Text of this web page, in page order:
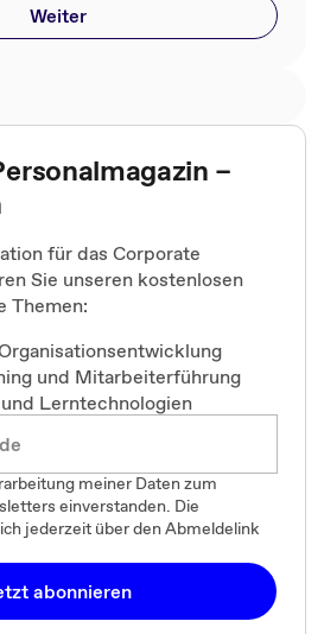
Weiter
–
für das Corporate
Sie unseren kostenlosen
Themen:
und Mitarbeiterführung
Lerntechnologien
meiner Daten zum
einverstanden. Die
jederzeit über den Abmeldelink
abonnieren